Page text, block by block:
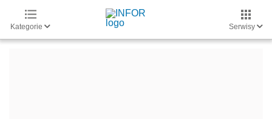
Kategorie Serwisy